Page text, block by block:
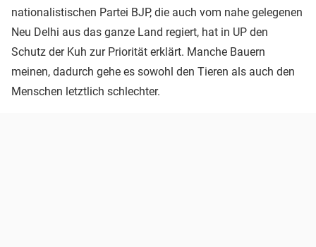
nationalistischen Partei BJP, die auch vom nahe gelegenen
Neu Delhi aus das ganze Land regiert, hat in UP den
Schutz der Kuh zur Priorität erklärt. Manche Bauern
meinen, dadurch gehe es sowohl den Tieren als auch den
Menschen letztlich schlechter.